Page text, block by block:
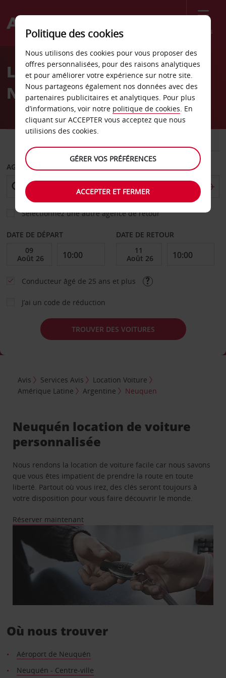
Menu
Welcome
AvisLocation de voiture
Neuquén
AGENCE DE DÉPART
Sélectionnez une autre agence de retour
DATE DE DÉPART DATE DE RETOUR
Conducteur âgé de 25 ans et plus
J’ai un code de réduction
TROUVER DES VOITURES
Avis Services Avis
Location Voiture
Amérique Latine
Argentine Neuquen
Neuquén location de voiture
personnalisée
Nous rendons la location de voiture facile car nous savons
que vous êtes impatient de prendre la route en toute
liberté. Partout où vous irez, des clés seront toujours à
votre disposition pour vous faire découvrir le monde.
Réserver maintenant
Où nous trouver
Aéroport de Neuquén
Neuquén - Centre-ville
Politique des cookies
Nous utilisons des cookies pour vous proposer des
offres personnalisées, pour des raisons analytiques
et pour améliorer votre expérience sur notre site.
Nous partageons également nos données avec des
partenaires publicitaires et analytiques. Pour plus
d’informations, voir notre politique de cookies. En
cliquant sur ACCEPTER vous acceptez que nous
utilisions des cookies.
GÉRER VOS PRÉFÉRENCES
ACCEPTER ET FERMER